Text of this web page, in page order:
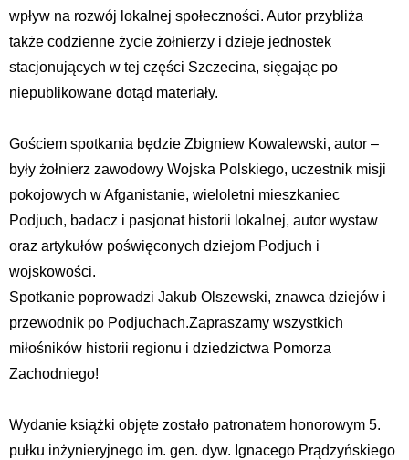
wpływ na rozwój lokalnej społeczności. Autor przybliża
także codzienne życie żołnierzy i dzieje jednostek
stacjonujących w tej części Szczecina, sięgając po
niepublikowane dotąd materiały.
Gościem spotkania będzie Zbigniew Kowalewski, autor –
były żołnierz zawodowy Wojska Polskiego, uczestnik misji
pokojowych w Afganistanie, wieloletni mieszkaniec
Podjuch, badacz i pasjonat historii lokalnej, autor wystaw
oraz artykułów poświęconych dziejom Podjuch i
wojskowości.
Spotkanie poprowadzi Jakub Olszewski, znawca dziejów i
przewodnik po Podjuchach.Zapraszamy wszystkich
miłośników historii regionu i dziedzictwa Pomorza
Zachodniego!
Wydanie książki objęte zostało patronatem honorowym 5.
pułku inżynieryjnego im. gen. dyw. Ignacego Prądzyńskiego